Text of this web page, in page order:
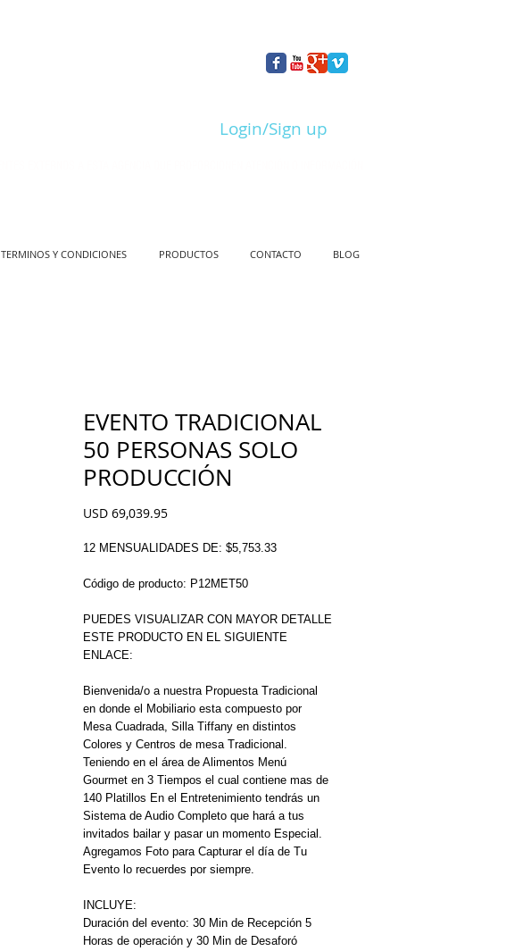
Login/Sign up
TERMINOS Y CONDICIONES PRODUCTOS CONTACTO BLOG
EVENTO TRADICIONAL
50 PERSONAS SOLO
PRODUCCIÓN
USD 69,039.95Price
12 MENSUALIDADES DE: $5,753.33
Código de producto: P12MET50
PUEDES VISUALIZAR CON MAYOR DETALLE
ESTE PRODUCTO EN EL SIGUIENTE
ENLACE:
Bienvenida/o a nuestra Propuesta Tradicional
en donde el Mobiliario esta compuesto por
Mesa Cuadrada, Silla Tiffany en distintos
Colores y Centros de mesa Tradicional.
Teniendo en el área de Alimentos Menú
Gourmet en 3 Tiempos el cual contiene mas de
140 Platillos En el Entretenimiento tendrás un
Sistema de Audio Completo que hará a tus
invitados bailar y pasar un momento Especial.
Agregamos Foto para Capturar el día de Tu
Evento lo recuerdes por siempre.
INCLUYE:
Duración del evento: 30 Min de Recepción 5
Horas de operación y 30 Min de Desaforó